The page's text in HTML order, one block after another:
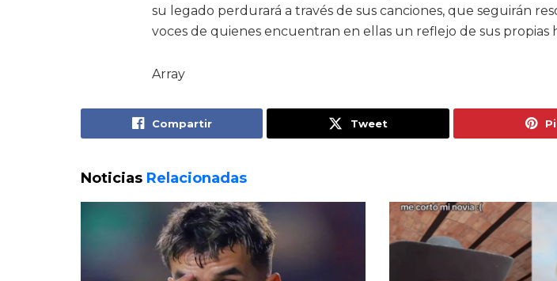
su legado perdurará a través de sus canciones, que seguirán
voces de quienes encuentran en ellas un reflejo de sus propias
Array
Compartir Tweet
Noticias Relacionadas